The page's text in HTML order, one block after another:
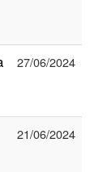
27/06/2024
21/06/2024